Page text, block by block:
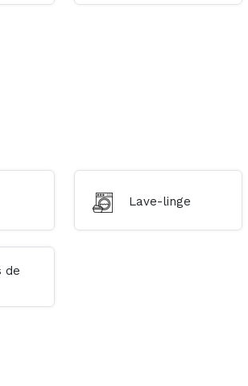
Lave-linge
de